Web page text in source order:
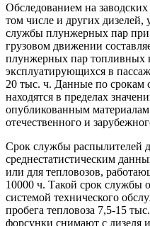
Обследованием на
том числе и других дизелей,
службы плунжерных пар при
грузовом движении
плунжерных пар топливных
эксплуатирующихся в
20 тыс. ч. Данные по
находятся в пределах
опубликованным
отечественного и
Срок службы распылителей
среднестатистическим
или для тепловозов,
10000 ч. Такой срок службы
системой технического
пробега тепловоза 7,5-15
форсунки снимают с дизеля